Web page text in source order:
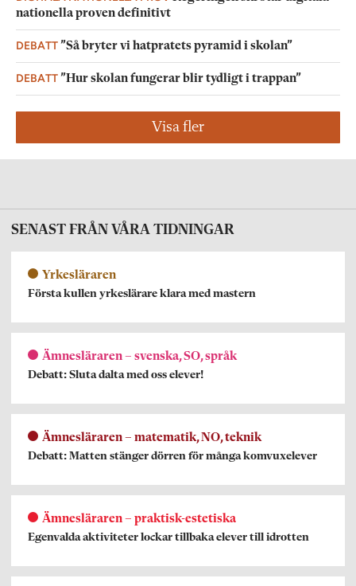
nationella proven definitivt
DEBATT”Så bryter vi hatpratets pyramid i skolan”
DEBATT”Hur skolan fungerar blir tydligt i trappan”
Visa fler
SENAST FRÅN VÅRA TIDNINGAR
Yrkesläraren
Första kullen yrkeslärare klara med mastern
Ämnesläraren – svenska, SO, språk
Debatt: Sluta dalta med oss elever!
Ämnesläraren – matematik, NO, teknik
Debatt: Matten stänger dörren för många komvuxelever
Ämnesläraren – praktisk-estetiska
Egenvalda aktiviteter lockar tillbaka elever till idrotten